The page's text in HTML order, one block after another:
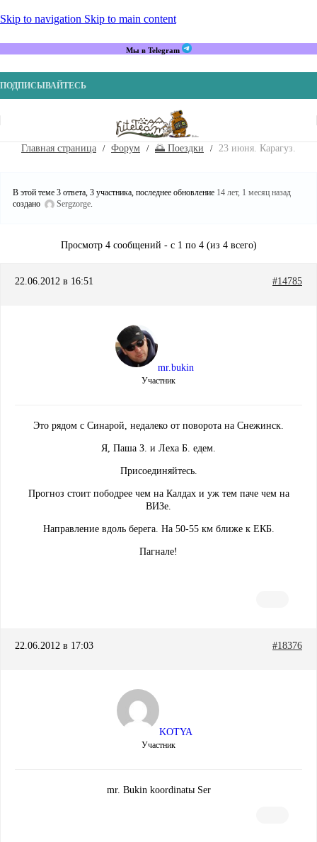
Skip to navigation Skip to main content
Мы в Telegram
ПОДПИСЫВАЙТЕСЬ
Главная страница Форум 🌅 Поездки 23 июня. Карагуз.
В этой теме 3 ответа, 3 участника, последнее обновление 14 лет, 1 месяц назад
создано
Sergzorge.
Просмотр 4 сообщений - с 1 по 4 (из 4 всего)
22.06.2012 в 16:51 #14785
mr.bukin
Участник
Это рядом с Синарой, недалеко от поворота на Снежинск.
Я, Паша З. и Леха Б. едем.
Присоединяйтесь.
Прогноз стоит пободрее чем на Калдах и уж тем паче чем на
ВИЗе.
Направление вдоль берега. На 50-55 км ближе к ЕКБ.
Пагнале!
22.06.2012 в 17:03 #18376
KOTYA
Участник
mr. Bukin koordinatы Ser